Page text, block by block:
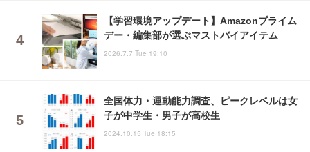
【学習環境アップデート】Amazonプライム
デー・編集部が選ぶマストバイアイテム
2026.7.7 Tue 19:10
全国体力・運動能力調査、ピークレベルは女
子が中学生・男子が高校生
2024.10.15 Tue 18:15